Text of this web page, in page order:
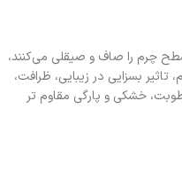
چرم را صاف و صیقلی می‌کنند،
بسزایی در زیبایی، ظرافت،
خشکی و پارگی مقاوم‌ تر